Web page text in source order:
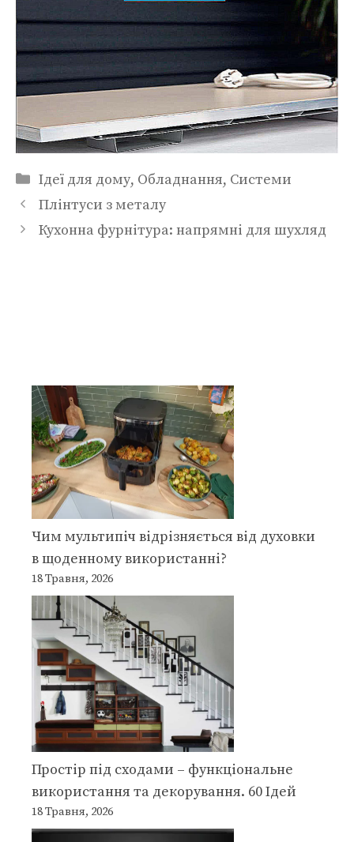
Категорії
Ідеї для дому, Обладнання, Системи
Плінтуси з металу
Кухонна фурнітура: напрямні для шухляд
Чим мультипіч відрізняється від духовки
в щоденному використанні?
18 Травня, 2026
Простір під сходами – функціональне
використання та декорування. 60 Ідей
18 Травня, 2026